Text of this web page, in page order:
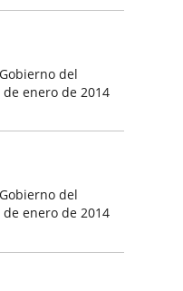
del
enero de 2014
del
enero de 2014